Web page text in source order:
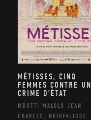
MÉTISSES, CINQ
FEMMES CONTRE UN
CRIME D’ÉTAT
MBOTTI MALOLO JEAN-
CHARLES, NOIRFALISSE